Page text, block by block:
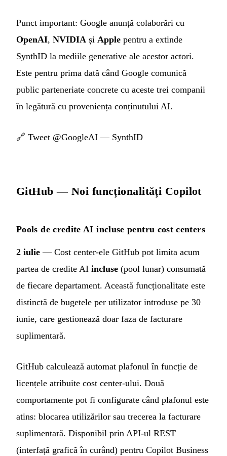
Punct important: Google anunță colaborări cu
OpenAI, NVIDIA și Apple pentru a extinde
SynthID la mediile generative ale acestor actori.
Este pentru prima dată când Google comunică
public parteneriate concrete cu aceste trei companii
în legătură cu proveniența conținutului AI.
🔗 Tweet @GoogleAI — SynthID
GitHub — Noi funcționalități Copilot
Pools de credite AI incluse pentru cost centers
2 iulie — Cost center-ele GitHub pot limita acum
partea de credite AI incluse (pool lunar) consumată
de fiecare departament. Această funcționalitate este
distinctă de bugetele per utilizator introduse pe 30
iunie, care gestionează doar faza de facturare
suplimentară.
GitHub calculează automat plafonul în funcție de
licențele atribuite cost center-ului. Două
comportamente pot fi configurate când plafonul este
atins: blocarea utilizărilor sau trecerea la facturare
suplimentară. Disponibil prin API-ul REST
(interfață grafică în curând) pentru Copilot Business